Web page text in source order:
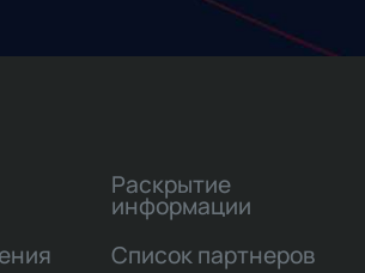
Раскрытие
информации
Список партнеров